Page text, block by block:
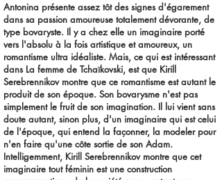
Antonina présente assez tôt des signes d'égarement
dans sa passion amoureuse totalement dévorante, de
type bovaryste. Il y a chez elle un imaginaire porté
vers l'absolu à la fois artistique et amoureux, un
romantisme ultra idéaliste. Mais, ce qui est intéressant
dans La femme de Tchaïkovski, est que Kirill
Serebrennikov montre que ce romantisme est autant le
produit de son époque. Son bovarysme n'est pas
simplement le fruit de son imagination. Il lui vient sans
doute autant, sinon plus, d'un imaginaire qui est celui
de l'époque, qui entend la façonner, la modeler pour
n'en faire qu'une côte sortie de son Adam.
Intelligemment, Kirill Serebrennikov montre que cet
imaginaire tout féminin est une construction